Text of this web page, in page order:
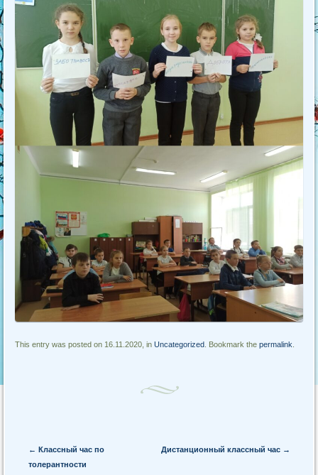
This entry was posted on 16.11.2020, inUncategorized . Bookmark thepermalink
Post navigation
← Классный час по
толерантности
Дистанционный классный час →